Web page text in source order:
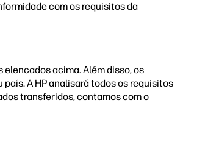
com os requisitos da
elencados acima. Além disso, os
A HP analisará todos os requisitos
transferidos, contamos com o